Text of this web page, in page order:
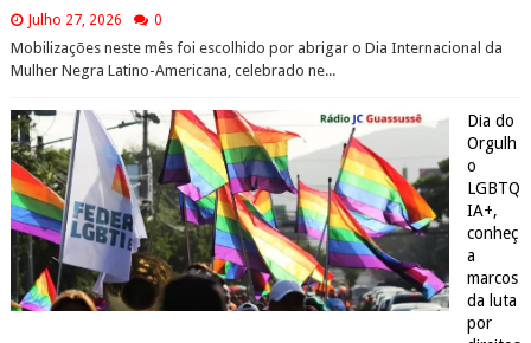
Julho 27, 2026 0
Mobilizações neste mês foi escolhido por abrigar o Dia Internacional da
Mulher Negra Latino-Americana, celebrado ne...
Dia do
Orgulh
o
LGBTQ
IA+,
conheç
a
marcos
da luta
por